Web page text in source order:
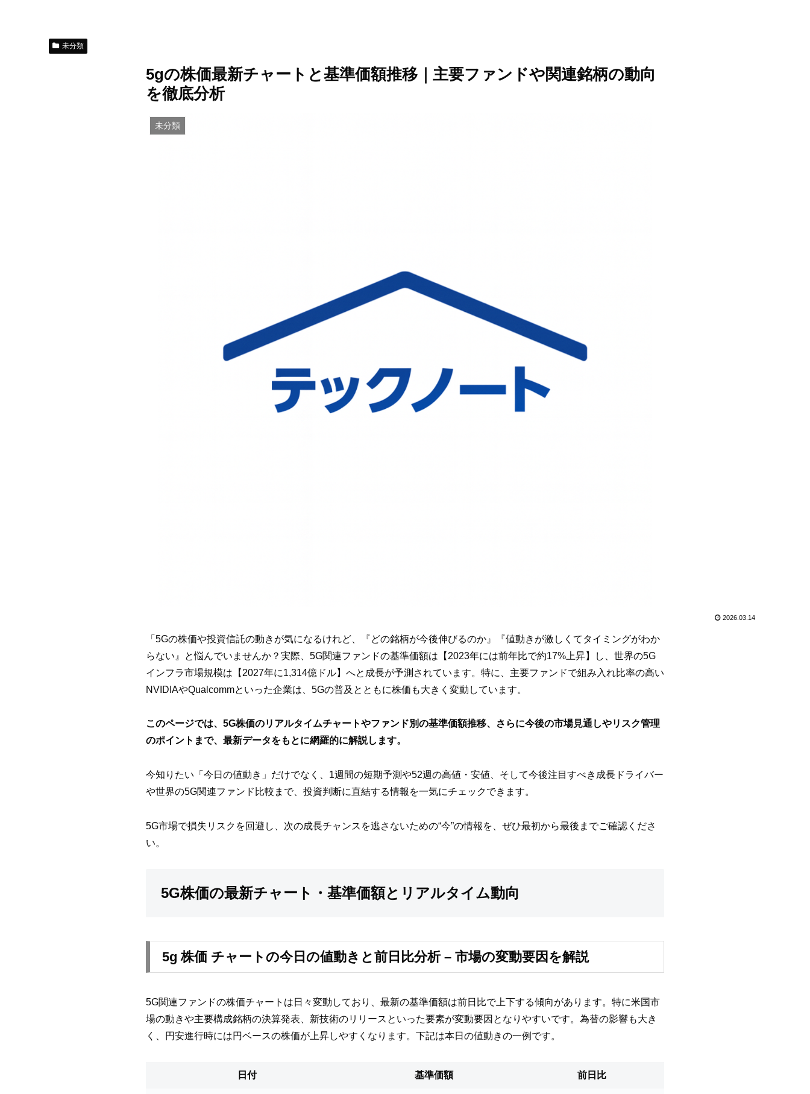
未分類
5gの株価最新チャートと基準価額推移｜主要ファンドや関連銘柄の動向
を徹底分析
未分類
2026.03.14
「5Gの株価や投資信託の動きが気になるけれど、『どの銘柄が今後伸びるのか』『値動きが激しくてタイミングがわか
らない』と悩んでいませんか？実際、5G関連ファンドの基準価額は【2023年には前年比で約17%上昇】し、世界の5G
インフラ市場規模は【2027年に1,314億ドル】へと成長が予測されています。特に、主要ファンドで組み入れ比率の高い
NVIDIAやQualcommといった企業は、5Gの普及とともに株価も大きく変動しています。
このページでは、5G株価のリアルタイムチャートやファンド別の基準価額推移、さらに今後の市場見通しやリスク管理
のポイントまで、最新データをもとに網羅的に解説します。
今知りたい「今日の値動き」だけでなく、1週間の短期予測や52週の高値・安値、そして今後注目すべき成長ドライバー
や世界の5G関連ファンド比較まで、投資判断に直結する情報を一気にチェックできます。
5G市場で損失リスクを回避し、次の成長チャンスを逃さないための“今”の情報を、ぜひ最初から最後までご確認くださ
い。
5G株価の最新チャート・基準価額とリアルタイム動向
5g 株価 チャートの今日の値動きと前日比分析 – 市場の変動要因を解説
5G関連ファンドの株価チャートは日々変動しており、最新の基準価額は前日比で上下する傾向があります。特に米国市
場の動きや主要構成銘柄の決算発表、新技術のリリースといった要素が変動要因となりやすいです。為替の影響も大き
く、円安進行時には円ベースの株価が上昇しやすくなります。下記は本日の値動きの一例です。
日付 基準価額 前日比